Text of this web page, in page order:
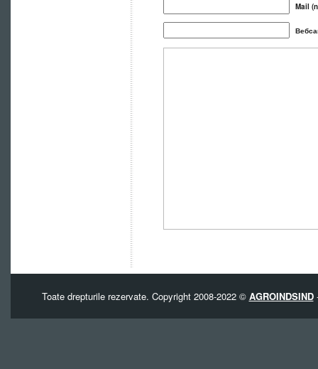
Mail
Toate drepturile rezervate. Copyright 2008-2022 © AGROINDSIND